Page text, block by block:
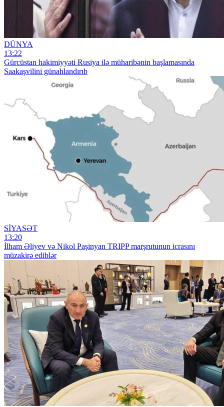
DÜNYA
13:22
Gürcüstan hakimiyyəti Rusiya ilə müharibənin başlamasında
Saakaşvilini günahlandırıb
SİYASƏT
13:20
İlham Əliyev və Nikol Paşinyan TRIPP marşrutunun icrasını
müzakirə ediblər